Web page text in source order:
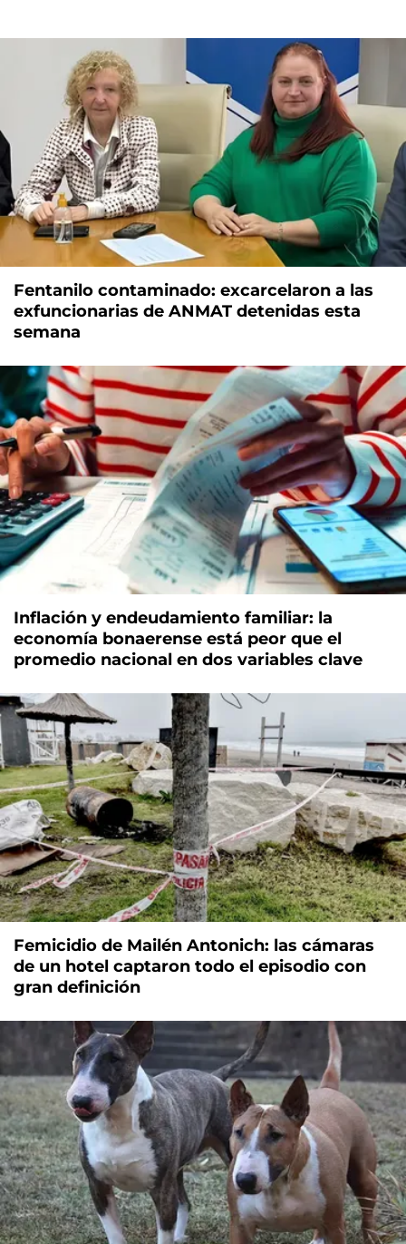
Fentanilo contaminado: excarcelaron a las
exfuncionarias de ANMAT detenidas esta
semana
Inflación y endeudamiento familiar: la
economía bonaerense está peor que el
promedio nacional en dos variables clave
Femicidio de Mailén Antonich: las cámaras
de un hotel captaron todo el episodio con
gran definición